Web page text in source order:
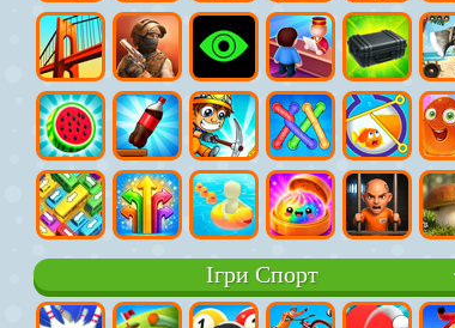
Ігри Спорт